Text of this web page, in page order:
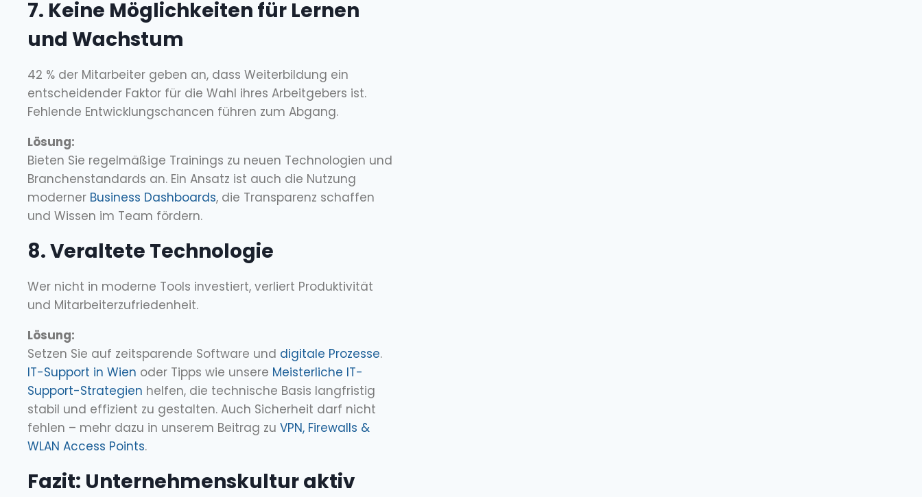
7. Keine Möglichkeiten für Lernen
und Wachstum
42 % der Mitarbeiter geben an, dass Weiterbildung ein
entscheidender Faktor für die Wahl ihres Arbeitgebers ist.
Fehlende Entwicklungschancen führen zum Abgang.
Lösung:
Bieten Sie regelmäßige Trainings zu neuen Technologien und
Branchenstandards an. Ein Ansatz ist auch die Nutzung
moderner Business Dashboards, die Transparenz schaffen
und Wissen im Team fördern.
8. Veraltete Technologie
Wer nicht in moderne Tools investiert, verliert Produktivität
und Mitarbeiterzufriedenheit.
Lösung:
Setzen Sie auf zeitsparende Software und digitale Prozesse.
IT-Support in Wien oder Tipps wie unsere Meisterliche IT-
Support-Strategien helfen, die technische Basis langfristig
stabil und effizient zu gestalten. Auch Sicherheit darf nicht
fehlen – mehr dazu in unserem Beitrag zu VPN, Firewalls &
WLAN Access Points.
Fazit: Unternehmenskultur aktiv